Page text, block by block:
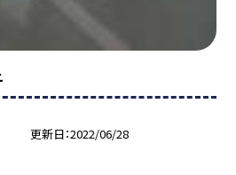
更新日 2022/06/28